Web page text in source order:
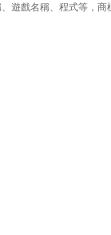
遊戲名稱、程式等，